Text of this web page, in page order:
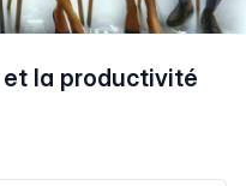
la productivité